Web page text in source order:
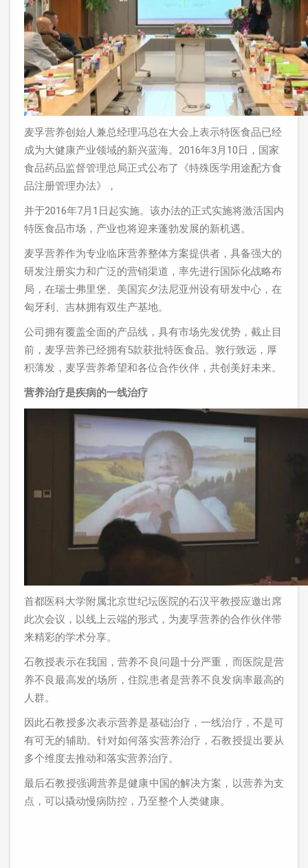
麦孚营养创始人兼总经理冯总在大会上表示特医食品已经
成为大健康产业领域的新兴蓝海。2016年3月10日，国家
食品药品监督管理总局正式公布了《特殊医学用途配方食
品注册管理办法》，
并于2016年7月1日起实施。该办法的正式实施将激活国内
特医食品市场，产业也将迎来蓬勃发展的新机遇。
麦孚营养作为专业临床营养整体方案提供者，具备强大的
研发注册实力和广泛的营销渠道，率先进行国际化战略布
局，在瑞士弗里堡、美国宾夕法尼亚州设有研发中心，在
匈牙利、吉林拥有双生产基地。
公司拥有覆盖全面的产品线，具有市场先发优势，截止目
前，麦孚营养已经拥有5款获批特医食品。敦行致远，厚
积薄发，麦孚营养希望和各位合作伙伴，共创美好未来。
营养治疗是疾病的一线治疗
首都医科大学附属北京世纪坛医院的石汉平教授应邀出席
此次会议，以线上云端的形式，为麦孚营养的合作伙伴带
来精彩的学术分享。
石教授表示在我国，营养不良问题十分严重，而医院是营
养不良最高发的场所，住院患者是营养不良发病率最高的
人群。
因此石教授多次表示营养是基础治疗，一线治疗，不是可
有可无的辅助。针对如何落实营养治疗，石教授提出要从
多个维度去推动和落实营养治疗。
最后石教授强调营养是健康中国的解决方案，以营养为支
点，可以撬动慢病防控，乃至整个人类健康。